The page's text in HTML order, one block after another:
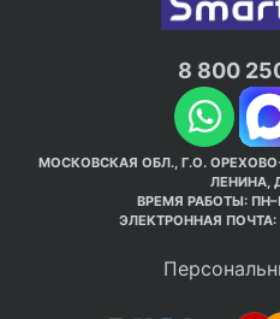
8 800
МОСКОВСКАЯ ОБЛ., Г.О.
ЛЕНИНА,
ВРЕМЯ РАБОТЫ:
ЭЛЕКТРОННАЯ ПОЧТА: